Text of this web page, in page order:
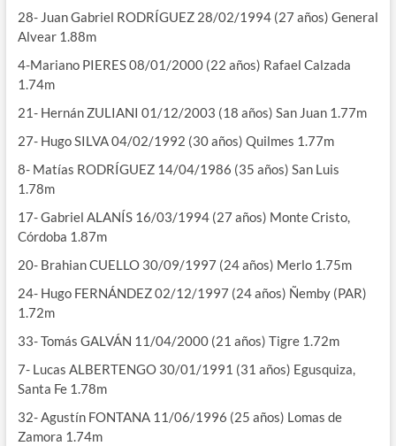
28- Juan Gabriel RODRÍGUEZ 28/02/1994 (27 años) General
Alvear 1.88m
4-Mariano PIERES 08/01/2000 (22 años) Rafael Calzada
1.74m
21- Hernán ZULIANI 01/12/2003 (18 años) San Juan 1.77m
27- Hugo SILVA 04/02/1992 (30 años) Quilmes 1.77m
8- Matías RODRÍGUEZ 14/04/1986 (35 años) San Luis
1.78m
17- Gabriel ALANÍS 16/03/1994 (27 años) Monte Cristo,
Córdoba 1.87m
20- Brahian CUELLO 30/09/1997 (24 años) Merlo 1.75m
24- Hugo FERNÁNDEZ 02/12/1997 (24 años) Ñemby (PAR)
1.72m
33- Tomás GALVÁN 11/04/2000 (21 años) Tigre 1.72m
7- Lucas ALBERTENGO 30/01/1991 (31 años) Egusquiza,
Santa Fe 1.78m
32- Agustín FONTANA 11/06/1996 (25 años) Lomas de
Zamora 1.74m